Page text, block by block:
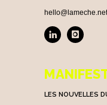
hello@lameche.net
LES NOUVELLES